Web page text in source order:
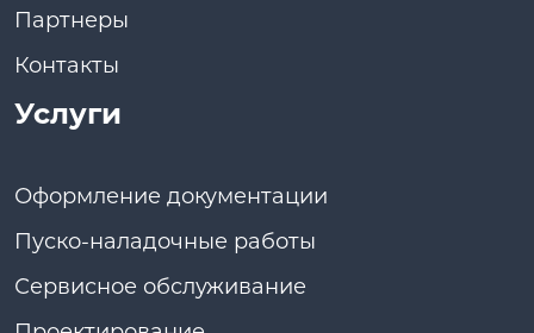
Партнеры
Контакты
Услуги
Оформление документации
Пуско-наладочные работы
Сервисное обслуживание